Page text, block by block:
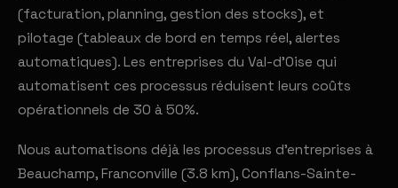
(facturation, planning, gestion des stocks), et
pilotage (tableaux de bord en temps réel, alertes
automatiques). Les entreprises du Val-d'Oise qui
automatisent ces processus réduisent leurs coûts
opérationnels de 30 à 50%.
Nous automatisons déjà les processus d'entreprises à
Beauchamp, Franconville (3.8 km), Conflans-Sainte-